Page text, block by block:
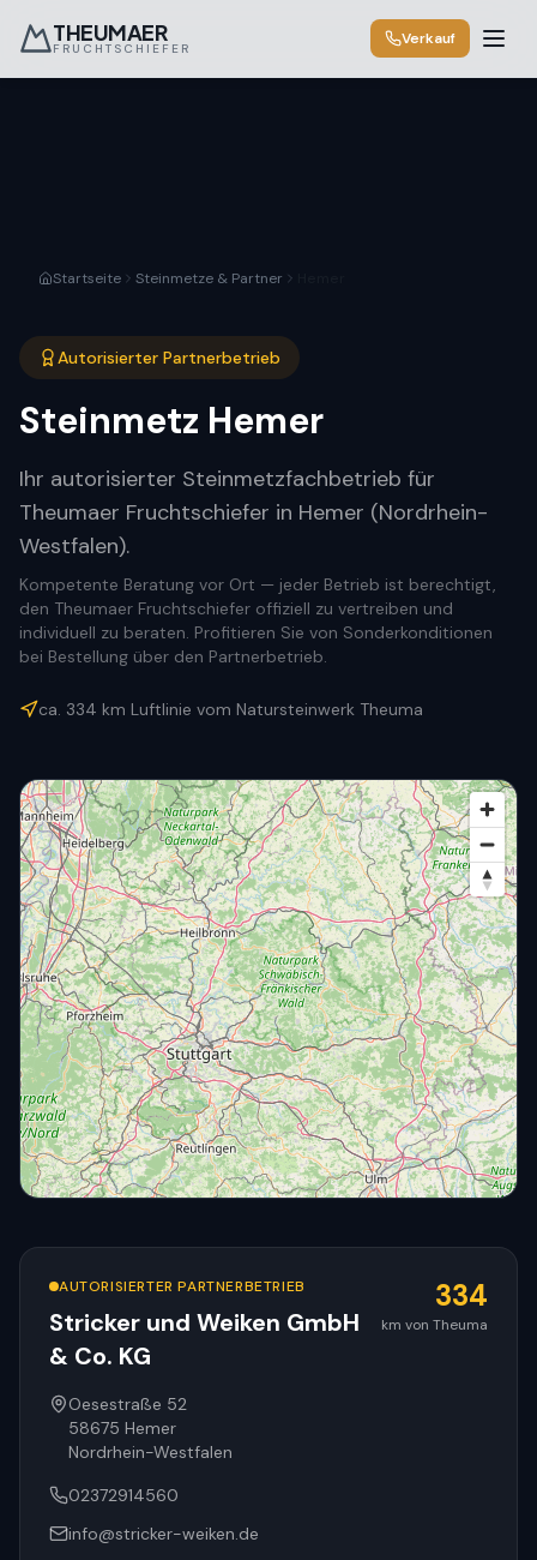
THEUMAER
FRUCHTSCHIEFER
Verkauf
Startseite Steinmetze & Partner
Autorisierter Partnerbetrieb
Steinmetz Hemer
Ihr autorisierter Steinmetzfachbetrieb für
Theumaer Fruchtschiefer in Hemer (Nordrhein-
Westfalen).
Kompetente Beratung vor Ort — jeder Betrieb ist berechtigt,
den Theumaer Fruchtschiefer offiziell zu vertreiben und
individuell zu beraten. Profitieren Sie von Sonderkonditionen
bei Bestellung über den Partnerbetrieb.
ca. 334 km Luftlinie vom Natursteinwerk Theuma
AUTORISIERTER PARTNERBETRIEB
Stricker und Weiken GmbH
& Co. KG
334
km von Theuma
Oesestraße 52
58675 Hemer
Nordrhein-Westfalen
02372914560
info@stricker-weiken.de